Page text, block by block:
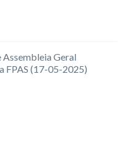
Geral
FPAS (17-05-2025)